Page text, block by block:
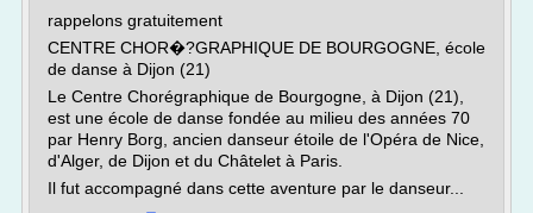
rappelons gratuitement
CENTRE CHOR�?GRAPHIQUE DE BOURGOGNE, école
de danse à Dijon (21)
Le Centre Chorégraphique de Bourgogne, à Dijon (21),
est une école de danse fondée au milieu des années 70
par Henry Borg, ancien danseur étoile de l'Opéra de Nice,
d'Alger, de Dijon et du Châtelet à Paris.
Il fut accompagné dans cette aventure par le danseur...